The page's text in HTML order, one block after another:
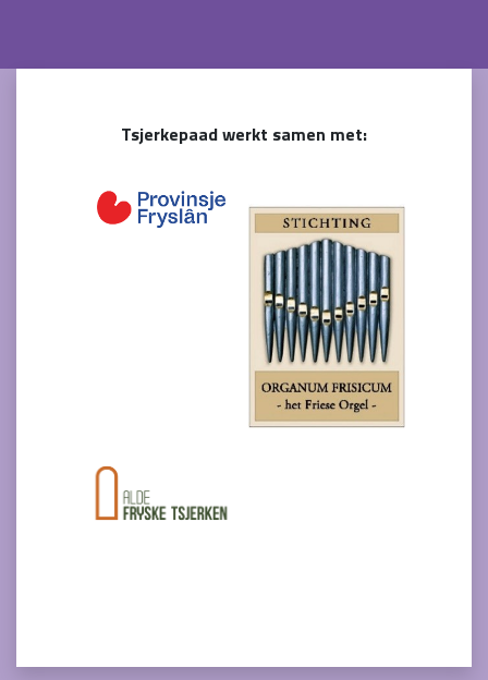
Tsjerkepaad werkt samen met: